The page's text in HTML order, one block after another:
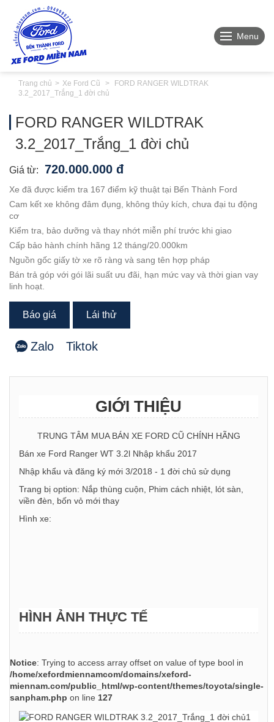
Menu
Trang chủ Xe Ford Cũ
FORD RANGER WILDTRAK
3.2_2017_Trắng_1 đời chủ
FORD RANGER WILDTRAK
3.2_2017_Trắng_1 đời chủ
Giá từ: 720.000.000 đ
Xe đã được kiểm tra 167 điểm kỹ thuật tại Bến Thành Ford
Cam kết xe không đâm đụng, không thủy kích, chưa đại tu động
cơ
Kiểm tra, bảo dưỡng và thay nhớt miễn phí trước khi giao
Cấp bảo hành chính hãng 12 tháng/20.000km
Nguồn gốc giấy tờ xe rõ ràng và sang tên hợp pháp
Bán trả góp với gói lãi suất ưu đãi, hạn mức vay và thời gian vay
linh hoạt.
Báo giá Lái thử
Zalo Tiktok
GIỚI THIỆU
TRUNG TÂM MUA BÁN XE FORD CŨ CHÍNH HÃNG
Bán xe Ford Ranger WT 3.2l Nhập khẩu 2017
Nhập khẩu và đăng ký mới 3/2018 - 1 đời chủ sử dụng
Trang bị option: Nắp thùng cuộn, Phim cách nhiệt, lót sàn,
viền đèn, bốn vỏ mới thay
Hình xe:
HÌNH ẢNH THỰC TẾ
Notice: Trying to access array offset on value of type bool in
/home/xefordmiennamcom/domains/xeford-
miennam.com/public_html/wp-content/themes/toyota/single-
sanpham.php on line 127